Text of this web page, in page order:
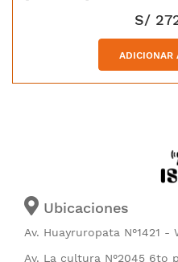
S/
ADICIONAR
Ubicaciones
Av. Huayruropata N°1421 -
Av. La cultura N°2045 6to